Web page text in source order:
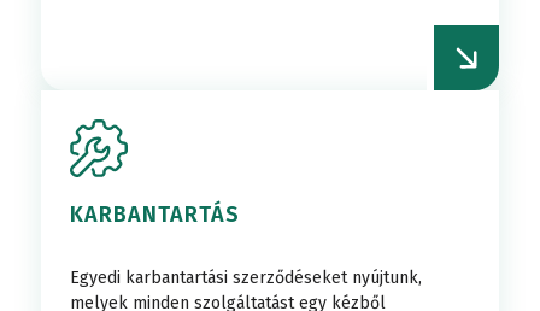
KARBANTARTÁS
Egyedi karbantartási szerződéseket nyújtunk,
melyek minden szolgáltatást egy kézből